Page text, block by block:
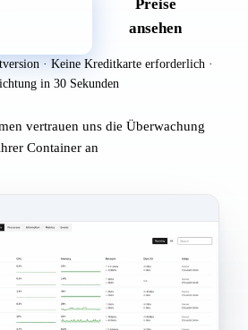
Preise
ansehen
· Keine Kreditkarte erforderlich ·
in 30 Sekunden
vertrauen uns die Überwachung
Container an